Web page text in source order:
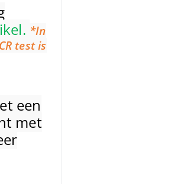
*In
test is
een
met